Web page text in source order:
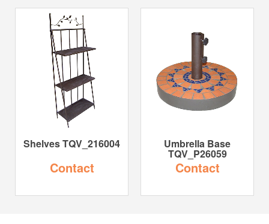
Shelves TQV_216004
Contact
Umbrella Base
TQV_P26059
Contact